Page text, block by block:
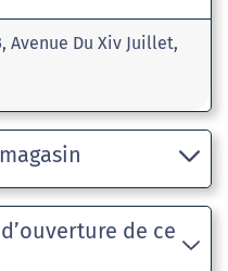
Avenue Du Xiv Juillet,
de ce